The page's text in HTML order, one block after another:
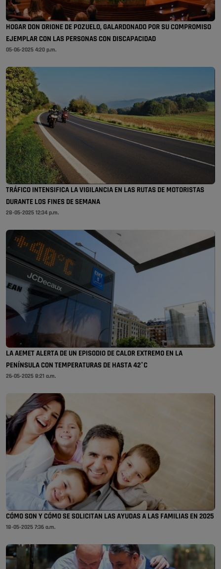
HOGAR DON ORIONE DE POZUELO, GALARDONADO POR SU COMPROMISO
EJEMPLAR CON LAS PERSONAS CON DISCAPACIDAD
05-06-2025 4:20 p.m.
TRÁFICO INTENSIFICA LA VIGILANCIA EN LAS RUTAS DE MOTORISTAS
DURANTE LOS FINES DE SEMANA
28-05-2025 12:34 p.m.
LA AEMET ALERTA DE UN EPISODIO DE CALOR EXTREMO EN LA
PENÍNSULA CON TEMPERATURAS DE HASTA 42°C
26-05-2025 8:21 a.m.
CÓMO SON Y CÓMO SE SOLICITAN LAS AYUDAS A LAS FAMILIAS EN 2025
18-05-2025 7:36 a.m.